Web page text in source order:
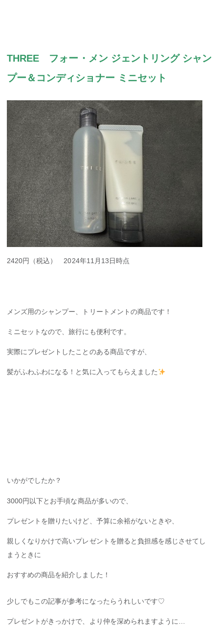
THREE フォー・メン ジェントリング シャン
プー＆コンディショナー ミニセット
2420円（税込） 2024年11月13日時点
メンズ用のシャンプー、トリートメントの商品です！
ミニセットなので、旅行にも便利です。
実際にプレゼントしたことのある商品ですが、
髪がふわふわになる！と気に入ってもらえました
いかがでしたか？
3000円以下とお手頃な商品が多いので、
プレゼントを贈りたいけど、予算に余裕がないときや、
親しくなりかけで高いプレゼントを贈ると負担感を感じさせてし
まうときに
おすすめの商品を紹介しました！
少しでもこの記事が参考になったらうれしいです♡
プレゼントがきっかけで、より仲を深められますように…